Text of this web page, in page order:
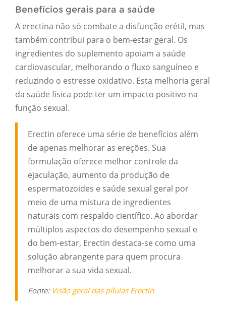
Benefícios gerais para a saúde
A erectina não só combate a disfunção erétil, mas
também contribui para o bem-estar geral. Os
ingredientes do suplemento apoiam a saúde
cardiovascular, melhorando o fluxo sanguíneo e
reduzindo o estresse oxidativo. Esta melhoria geral
da saúde física pode ter um impacto positivo na
função sexual.
Erectin oferece uma série de benefícios além
de apenas melhorar as ereções. Sua
formulação oferece melhor controle da
ejaculação, aumento da produção de
espermatozoides e saúde sexual geral por
meio de uma mistura de ingredientes
naturais com respaldo científico. Ao abordar
múltiplos aspectos do desempenho sexual e
do bem-estar, Erectin destaca-se como uma
solução abrangente para quem procura
melhorar a sua vida sexual.
Fonte: Visão geral das pílulas Erectin